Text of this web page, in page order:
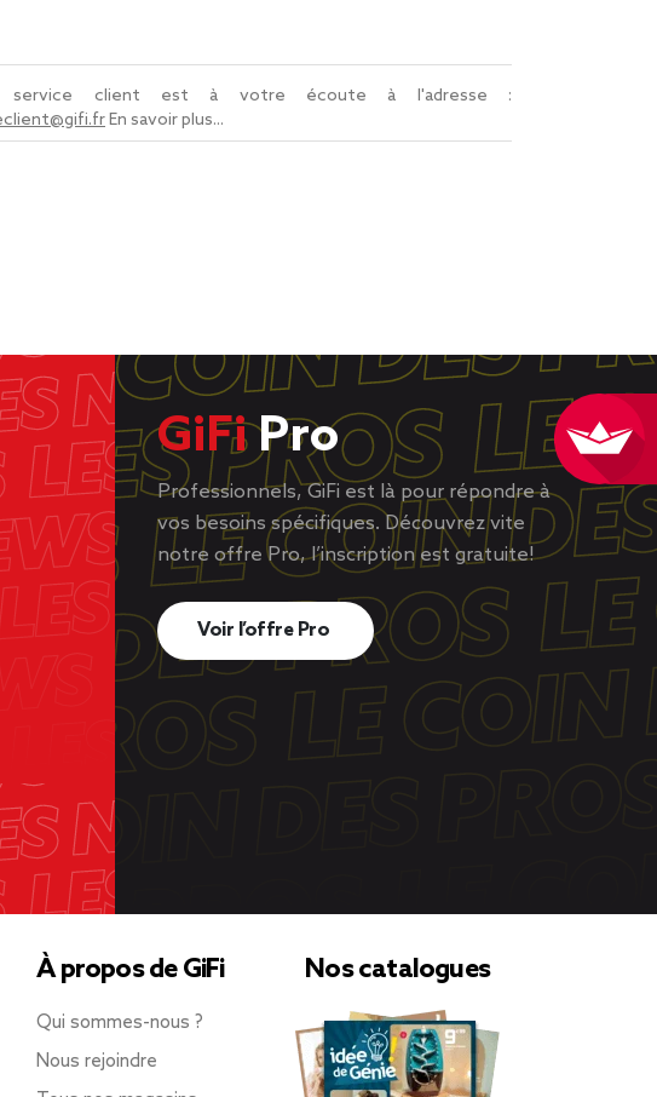
service client est à votre écoute à l'adresse :
En savoir plus...
GiFiPro
Professionnels, GiFi est là pour répondre à
vos besoins spécifiques. Découvrez vite
notre offre Pro, l’inscription est gratuite!
Voir l’offre Pro
À propos de GiFi
Qui sommes-nous ?
Nous rejoindre
Nos catalogues